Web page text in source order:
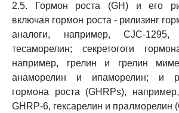
2.5. Гормон роста (GH) и его
включая гормон роста - рилизинг
аналоги, например, CJC-
тесаморелин; секретогоги
например, грелин и грелин
анаморелин и ипаморелин; и
гормона роста (GHRPs),
GHRP-6, гексарелин и пралморелин